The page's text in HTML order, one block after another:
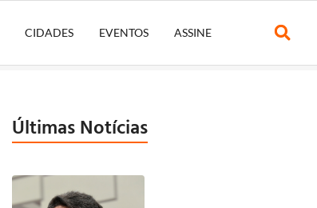
CIDADES EVENTOS ASSINE
Últimas Notícias